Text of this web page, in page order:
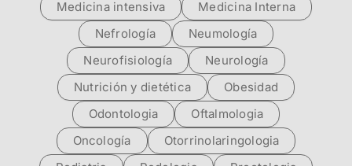
Medicina intensiva
Medicina Interna
Nefrología
Neumología
Neurofisiología
Neurología
Nutrición y dietética
Obesidad
Odontologia
Oftalmologia
Oncología
Otorrinolaringologia